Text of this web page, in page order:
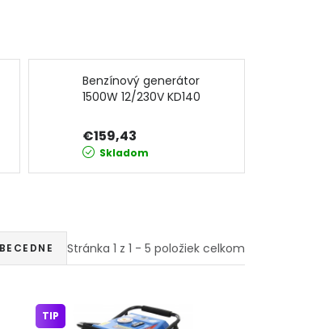
Benzínový generátor
1500W 12/230V KD140
€159,43
Skladom
Stránka 1 z 1 - 5 položiek celkom
TIP